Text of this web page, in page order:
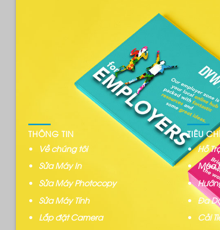
THÔNG TIN
Về chúng tôi
Sửa Máy In
Sửa Máy Photocopy
Sửa Máy Tính
Lắp đặt Camera
TIÊU
Hỗ
Mua
Đa
Cải